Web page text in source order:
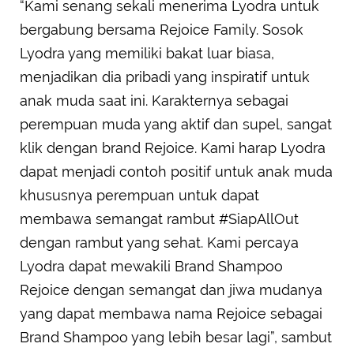
“Kami senang sekali menerima Lyodra untuk
bergabung bersama Rejoice Family. Sosok
Lyodra yang memiliki bakat luar biasa,
menjadikan dia pribadi yang inspiratif untuk
anak muda saat ini. Karakternya sebagai
perempuan muda yang aktif dan supel, sangat
klik dengan brand Rejoice. Kami harap Lyodra
dapat menjadi contoh positif untuk anak muda
khususnya perempuan untuk dapat
membawa semangat rambut #SiapAllOut
dengan rambut yang sehat. Kami percaya
Lyodra dapat mewakili Brand Shampoo
Rejoice dengan semangat dan jiwa mudanya
yang dapat membawa nama Rejoice sebagai
Brand Shampoo yang lebih besar lagi”, sambut